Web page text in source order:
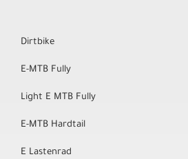
Dirtbike
E-MTB Fully
Light E MTB Fully
E-MTB Hardtail
E Lastenrad